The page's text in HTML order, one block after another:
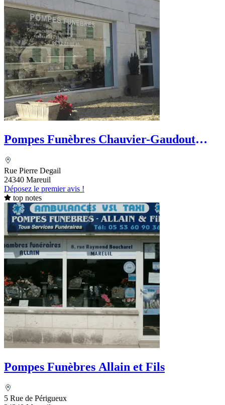
Pompes Funèbres Chauvier-Gaudout
Rue Pierre Degail
24340 Mareuil
Déposez le premier avis !
top notes
Pompes Funèbres Allain et Fils
5 Rue de Périgueux